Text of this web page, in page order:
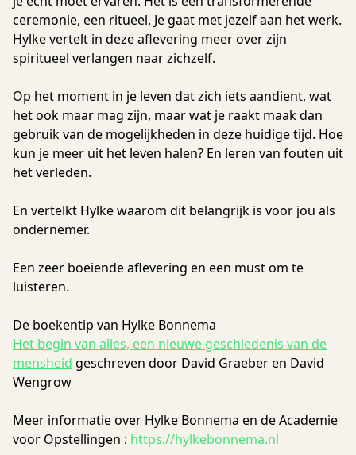
ceremonie, een ritueel. Je gaat met jezelf aan het werk.
Hylke vertelt in deze aflevering meer over zijn
spiritueel verlangen naar zichzelf.
Op het moment in je leven dat zich iets aandient, wat
het ook maar mag zijn, maar wat je raakt maak dan
gebruik van de mogelijkheden in deze huidige tijd. Hoe
kun je meer uit het leven halen? En leren van fouten uit
het verleden.
En vertelkt Hylke waarom dit belangrijk is voor jou als
ondernemer.
Een zeer boeiende aflevering en een must om te
luisteren.
De boekentip van Hylke Bonnema
Het begin van alles, een nieuwe geschiedenis van de
mensheid geschreven door David Graeber en David
Wengrow
Meer informatie over Hylke Bonnema en de Academie
voor Opstellingen : https://hylkebonnema.nl